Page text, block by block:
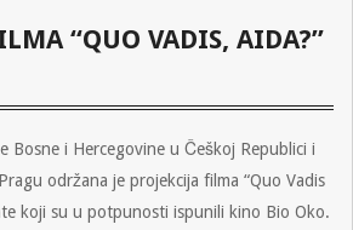
“QUO VADIS, AIDA?”
Bosne i Hercegovine u Češkoj Republici i
održana je projekcija filma “Quo Vadis
koji su u potpunosti ispunili kino Bio Oko.